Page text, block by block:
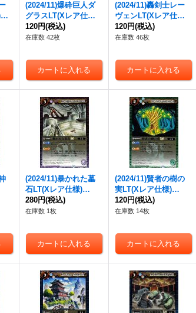
(2024/11)爆砕巨人ダ
グラスLT(Xレア仕様)
【R】{BSC45-080}
《青》
120円(税込)
在庫数 42枚
(2024/11)轟剣士レー
ヴェンLT(Xレア仕様)
【R】{BSC45-081}
《青》
120円(税込)
在庫数 46枚
(2024/11)暴かれた墓
石LT(Xレア仕様)
【C】{BSC45-086}
《紫》
280円(税込)
在庫数 1枚
(2024/11)賢者の樹の
実LT(Xレア仕様)
【C】{BSC45-087}
《緑》
120円(税込)
在庫数 14枚